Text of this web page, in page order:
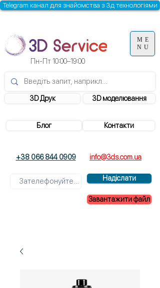
3D моделювання
Контакти
3D Друк
+38 066 844 0909 info@3ds.com.ua
Надіслати
Завантажити файл
Блог
Пн-Пт 10:00–19:00
Telegram канал для знайомства з 3д технологіями
ME
NU